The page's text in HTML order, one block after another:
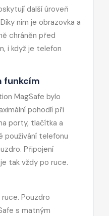
další úroveň
nim je obrazovka a
chráněn před
i když je telefon
funkcím
MagSafe bylo
pohodlí při
porty, tlačítka a
používání telefonu
Připojení
tak vždy po ruce.
Pouzdro
s matným